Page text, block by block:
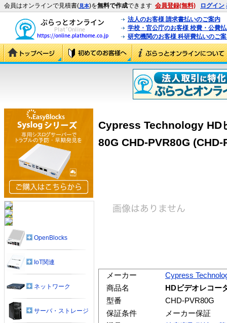
会員はオンラインで見積書(見本)を無料で作成できます 会員登録(無料) ログイン
法人のお客様 請求書払いのご案内
学校・官公庁のお客様 校費・公費
研究機関のお客様 科研費払いのご
Cypress Technology HD
80G CHD-PVR80G (CHD-
メーカー
Cypress
商品名
HDビデオレコー
型番
CHD-PVR80G
保証条件
メーカー保証
OpenBlocks
IoT関連
ネットワーク
サーバ・ストレージ